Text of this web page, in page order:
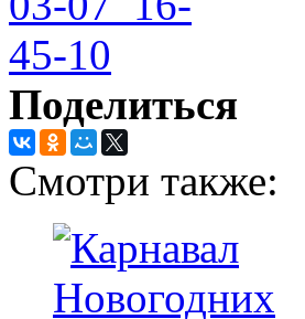
Поделиться
Смотри также: